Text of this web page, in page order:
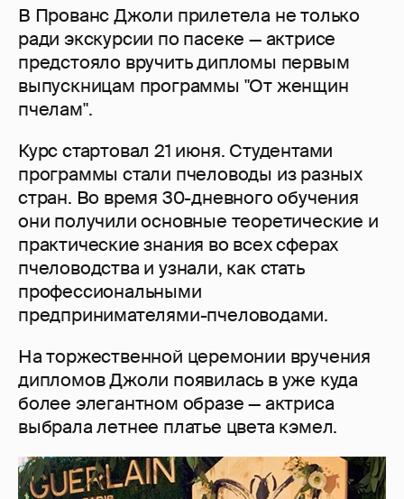
В Прованс Джоли прилетела не только
ради экскурсии по пасеке — актрисе
предстояло вручить дипломы первым
выпускницам программы "От женщин
пчелам".
Курс стартовал 21 июня. Студентами
программы стали пчеловоды из разных
стран. Во время 30-дневного обучения
они получили основные теоретические и
практические знания во всех сферах
пчеловодства и узнали, как стать
профессиональными
предпринимателями-пчеловодами.
На торжественной церемонии вручения
дипломов Джоли появилась в уже куда
более элегантном образе — актриса
выбрала летнее платье цвета кэмел.